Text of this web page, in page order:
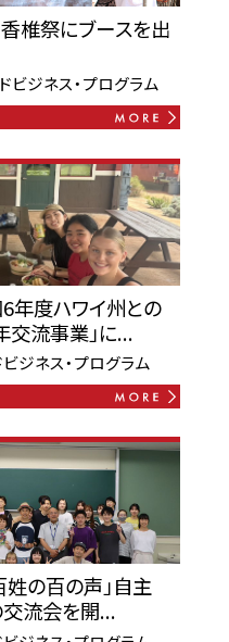
椎祭にブースを出
ビジネス・プログラム
年度ハワイ州との
流事業」に...
ジネス・プログラム
姓の百の声」自主
流会を開...